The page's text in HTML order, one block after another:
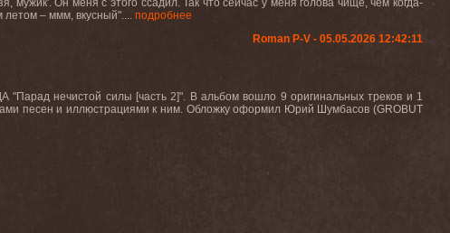
мужик'. Он меня с этого ссадил.Так что сейчас у меня голова чище, чем когда-
летом – ммм, вкусный".... подробнее
Roman P-V - 05.05.2026 12:42:11
нечистой силы [часть 2]". В альбом вошло 9 оригинальных треков и 1
песен и иллюстрациями к ним. Обложку оформил Юрий Шумбасов (GROBUT